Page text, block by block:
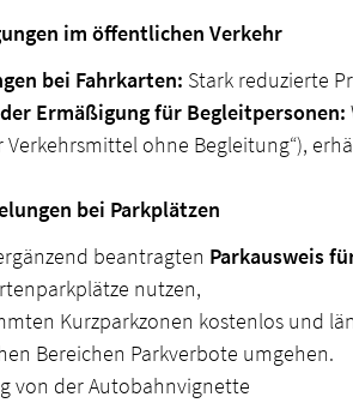
im öffentlichen Verkehr
bei Fahrkarten: Stark reduzierte
Ermäßigung für Begleitpersonen:
ohne Begleitung“),
bei Parkplätzen
beantragten Parkausweis
nutzen,
Kurzparkzonen kostenlos und
Bereichen Parkverbote umgehen.
von der Autobahnvignette